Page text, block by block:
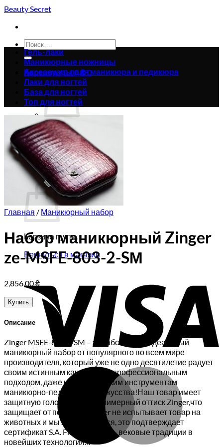
Skip
content
Beauty Secret
Искать:
Корзина /0.00₴0
Корзина пуста.
Вернуться в магазин
0
Корзина
Корзина пуста.
Вернуться в магазин
Гель-лаки
Маникюрные ножницы
Аксессуары для маникюра и педикюра
Лаки для ногтей
База для ногтей
Топ для ногтей
Главная / Маникюрный набор
Набор маникюрный Zinger
ze-MSFE-803-2-SМ
2,856.00₴
Купить
Описание
Zinger MSFE-803-2 SM – это абсолютно идеальный
маникюрный набор от популярного во всем мире
производителя, который уже не одно десятилетие радует
своим истинным качеством и профессиональным
подходом, даже к самым мелким инструментам
маникюрно-педикюрного искусства!Наш товар имеет
защитную голограмму и полимерный оттиск Zinger,что
защищает от подделок.Zinger не испытывает товар на
животных и мы этим гордимся, это подтверждает
сертификат S.A. Fiabila .Zinger – вековые традиции в
новейших технологиях.